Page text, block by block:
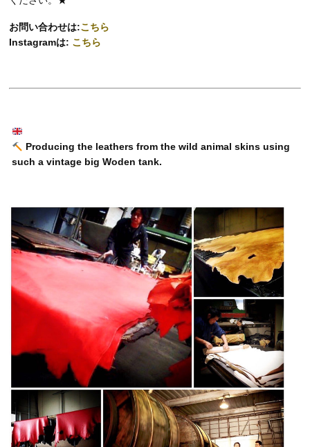
お問い合わせは:こちら
Instagramは: こちら
Producing the leathers from the wild animal skins using
such a vintage big Woden tank.